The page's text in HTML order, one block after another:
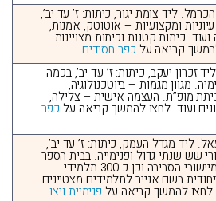
הכרמל. ליד צומת יגור, כיתות: ז’ עד יב’,
ומקצועיות – אוטוטק, אמנות,
כיתות קטנות וכיתות מצויינות.
קריאה על כפר חסידים
זכרון יעקב, כיתות: ז’ עד יב’, בכמה
מגוון מגמות – ביוטכנולוגיה,
מופ”ת. העצמה אישית – צלילה,
ועוד. לחצו להמשך קריאה על כפר
ליד מגדל העמק, כיתות: ז’ עד יב’,
שש שנתי גדול ופנימייה. בבית הספר
האזורי לומדים תלמידים מיישובי הסביבה וכן כ-300 תלמידי
בשם אנייר לתלמידים מצטיינים
לחצו להמשך קריאה על פנימיית ויצו